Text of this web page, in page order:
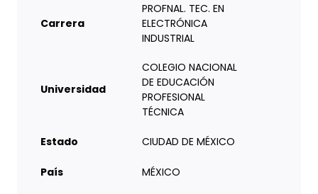
Carrera
PROFNAL. TEC. EN
ELECTRÓNICA
INDUSTRIAL
Universidad
COLEGIO NACIONAL
DE EDUCACIÓN
PROFESIONAL
TÉCNICA
Estado CIUDAD DE MÉXICO
País MÉXICO